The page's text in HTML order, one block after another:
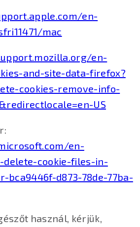
en-
mac
en-
and-site-data-firefox?
cookies-remove-info-
US
en-
cookie-files-in-
bca9446f-d873-78de-77ba-
használ, kérjük,